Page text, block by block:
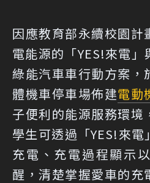
因應教育部永續校園計
電能源的「YES!來電
綠能汽車車行動方案，
體機車停車場佈建電動
子便利的能源服務環境
學生可透過「YES!來
充電、充電過程顯示
醒，清楚掌握愛車的充